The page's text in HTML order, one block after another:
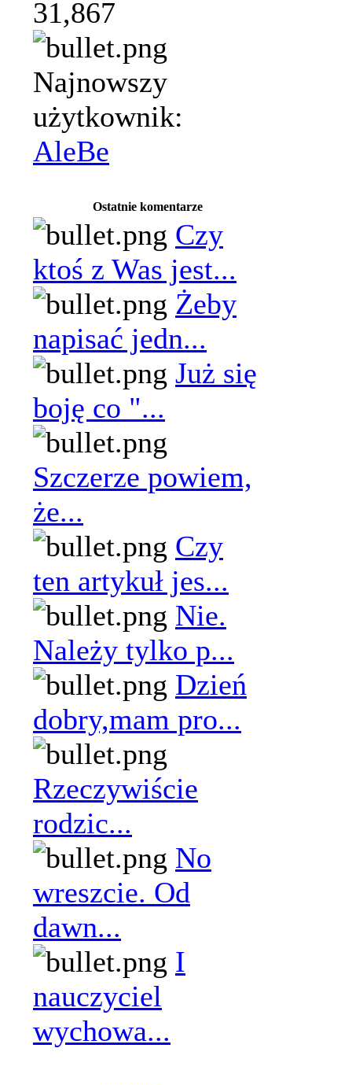
31,867
Najnowszy
użytkownik:
AleBe
Ostatnie komentarze
Czy
ktoś z Was jest...
Żeby
napisać jedn...
Już się
boję co "...
Szczerze powiem,
że...
Czy
ten artykuł jes...
Nie.
Należy tylko p...
Dzień
dobry,mam pro...
Rzeczywiście
rodzic...
No
wreszcie. Od
dawn...
I
nauczyciel
wychowa...